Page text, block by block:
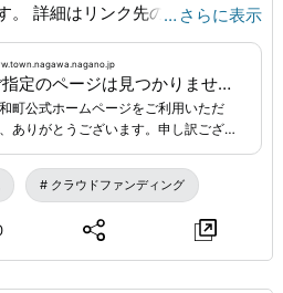
から！
くお願いいたします。
… さらに表示
ご指定のページは見つかりませんでした|長和町公式ホームページ
町公式ホームページをご利用いただ
ありがとうございます。申し訳ござい
んが、リクエストされたページのURL
つかりません。検索でお探しのページ
つからない場合は、恐れ入りますが以
クラウドファンディング